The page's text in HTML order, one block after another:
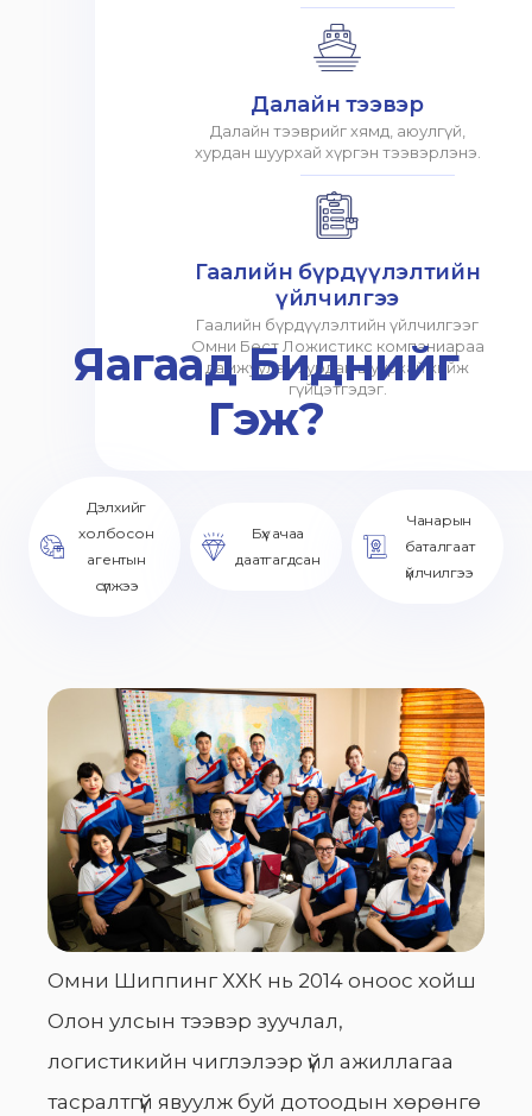
Далайн тээвэр
Далайн тээврийг хямд, аюулгүй,
хурдан шуурхай хүргэн тээвэрлэнэ.
Гаалийн бүрдүүлэлтийн
үйлчилгээ
Гаалийн бүрдүүлэлтийн үйлчилгээг
Омни Бест Ложистикс компаниараа
дамжуулан хурдан шуурхай хийж
гүйцэтгэдэг.
Яагаад Биднийг
Гэж?
Дэлхийг
холбосон
агентын
сүлжээ
Бүх ачаа
даатгагдсан
Чанарын
баталгаат
үйлчилгээ
Омни Шиппинг ХХК нь 2014 оноос хойш
Олон улсын тээвэр зуучлал,
логистикийн чиглэлээр үйл ажиллагаа
тасралтгүй явуулж буй дотоодын хөрөнгө